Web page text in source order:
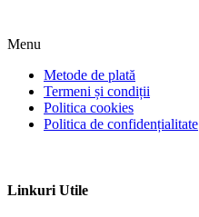
Menu
Metode de plată
Termeni și condiții
Politica cookies
Politica de confidențialitate
Linkuri Utile